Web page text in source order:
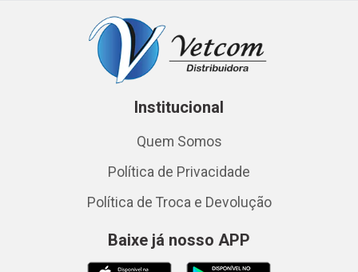
Institucional
Quem Somos
Política de Privacidade
Política de Troca e Devolução
Baixe já nosso APP